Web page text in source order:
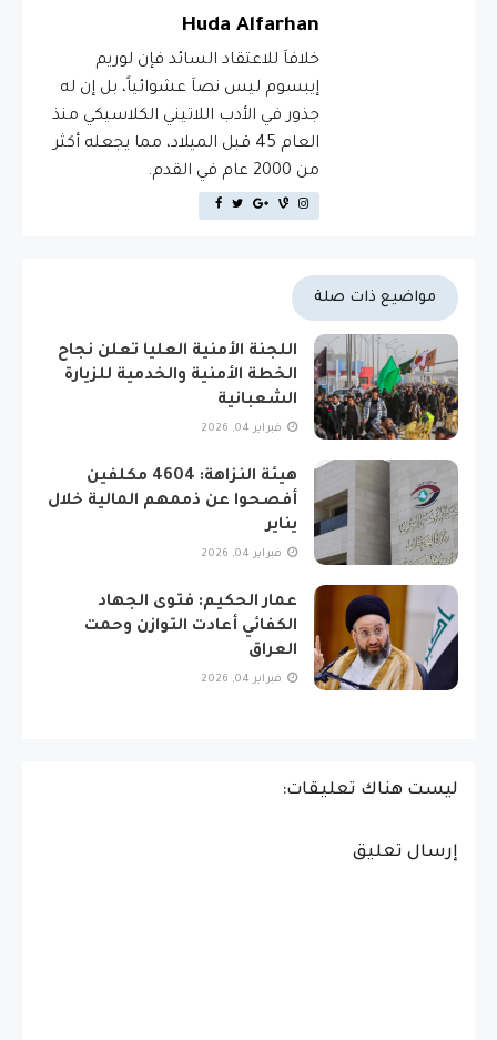
Huda Alfarhan
خلافاَ للاعتقاد السائد فإن لوريم
إيبسوم ليس نصاَ عشوائياً، بل إن له
جذور في الأدب اللاتيني الكلاسيكي منذ
العام 45 قبل الميلاد، مما يجعله أكثر
من 2000 عام في القدم.
مواضيع ذات صلة
اللجنة الأمنية العليا تعلن نجاح
الخطة الأمنية والخدمية للزيارة
الشعبانية
فبراير 04, 2026
هيئة النزاهة: 4604 مكلفين
أفصحوا عن ذممهم المالية خلال
يناير
فبراير 04, 2026
عمار الحكيم: فتوى الجهاد
الكفائي أعادت التوازن وحمت
العراق
فبراير 04, 2026
ليست هناك تعليقات:
إرسال تعليق